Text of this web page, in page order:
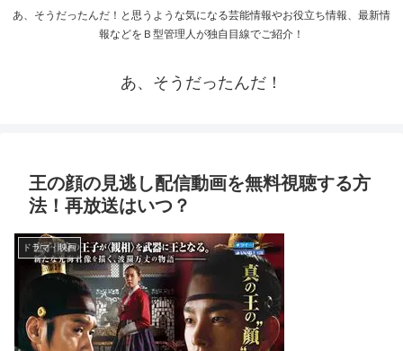
あ、そうだったんだ！と思うような気になる芸能情報やお役立ち情報、最新情
報などをＢ型管理人が独自目線でご紹介！
あ、そうだったんだ！
王の顔の見逃し配信動画を無料視聴する方
法！再放送はいつ？
ドラマ・映画